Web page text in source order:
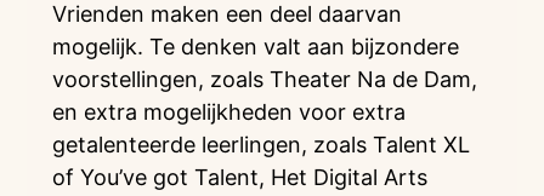
Vrienden maken een deel daarvan
mogelijk. Te denken valt aan bijzondere
voorstellingen, zoals Theater Na de Dam,
en extra mogelijkheden voor extra
getalenteerde leerlingen, zoals Talent XL
of You’ve got Talent, Het Digital Arts